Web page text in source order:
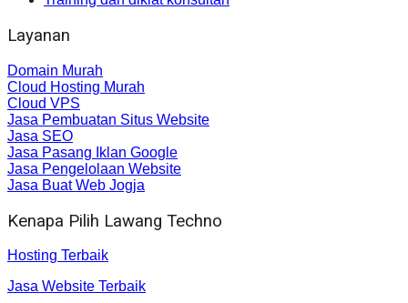
Layanan
Domain Murah
Cloud Hosting Murah
Cloud VPS
Jasa Pembuatan Situs Website
Jasa SEO
Jasa Pasang Iklan Google
Jasa Pengelolaan Website
Jasa Buat Web Jogja
Kenapa Pilih Lawang Techno
Hosting Terbaik
Jasa Website Terbaik